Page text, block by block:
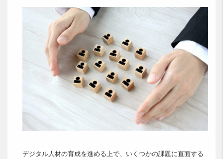
デジタル人材の育成を進める上で、いくつかの課題に直面する